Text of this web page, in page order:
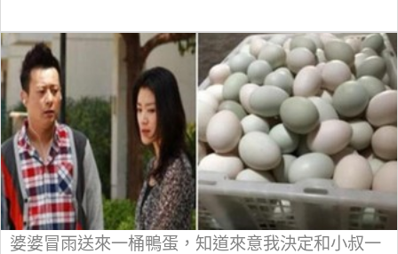
婆婆冒雨送來一桶鴨蛋，知道來意我決定和小叔一